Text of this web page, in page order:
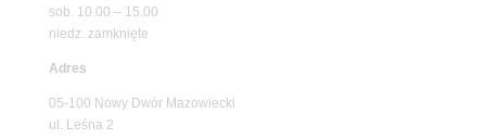
sob. 10.00 – 15.00
niedz. zamknięte
Adres
05-100 Nowy Dwór Mazowiecki
ul. Leśna 2